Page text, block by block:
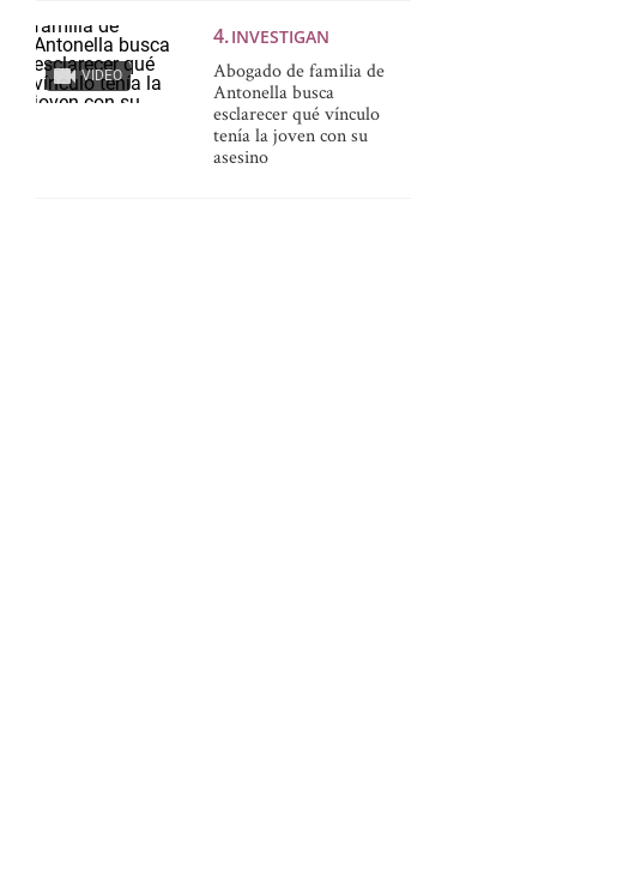
VIDEO
INVESTIGAN
Abogado de familia de
Antonella busca
esclarecer qué vínculo
tenía la joven con su
asesino